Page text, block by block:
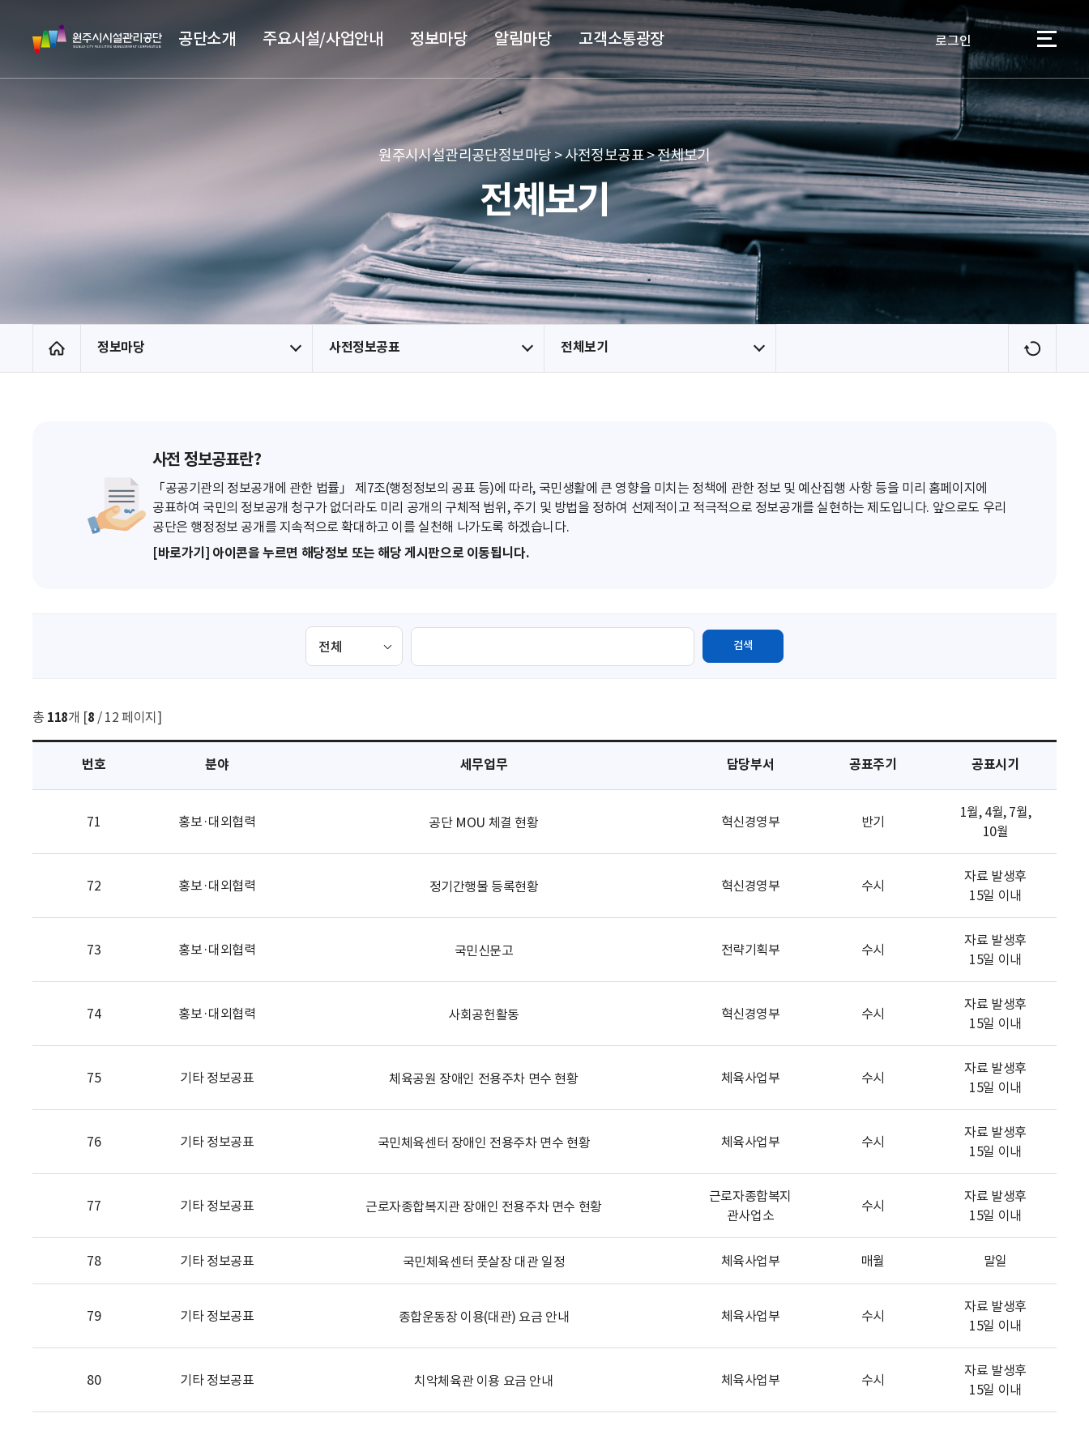
본문 바로가기
메뉴 바로가기
원
주
시
관
단
공단소개 주요시설/사업안내 정보마당 알림마당 고객소통광장 로그인 이용자
원주시시설관리공단정보마당 > 사전정보공표 > 전체보기
전체보기
홈 정보마당 사전정보공표 전체보기
새
로
사전 정보공표란?
「공공기관의 정보공개에 관한 법률」 제7조(행정정보의 공표 등)에 따라, 국민생활에 큰 영향을 미치는 정책에 관한 정보 및 예산집행 사항 등을 미리 홈페이지에
공표하여 국민의 정보공개 청구가 없더라도 미리 공개의 구체적 범위, 주기 및 방법을 정하여 선제적이고 적극적으로 정보공개를 실현하는 제도입니다. 앞으로도 우리
공단은 행정정보 공개를 지속적으로 확대하고 이를 실천해 나가도록 하겠습니다.
[바로가기] 아이콘을 누르면 해당정보 또는 해당 게시판으로 이동됩니다.
검
검색
총 118개 [8 / 12 페이지]
번호 분야 세무업무 담당부서 공표주기 공표시기
71 홍보·대외협력 공단 MOU 체결 현황 혁신경영부 반기
1월, 4월, 7월,
10월
72 홍보·대외협력 정기간행물 등록현황 혁신경영부 수시
자료 발생후
15일 이내
73 홍보·대외협력 국민신문고 전략기획부 수시
자료 발생후
15일 이내
74 홍보·대외협력 사회공헌활동 혁신경영부 수시
자료 발생후
15일 이내
75 기타 정보공표 체육공원 장애인 전용주차 면수 현황 체육사업부 수시
자료 발생후
15일 이내
76 기타 정보공표 국민체육센터 장애인 전용주차 면수 현황 체육사업부 수시
자료 발생후
15일 이내
77 기타 정보공표 근로자종합복지관 장애인 전용주차 면수 현황
근로자종합복지
관사업소
수시
자료 발생후
15일 이내
78 기타 정보공표 국민체육센터 풋살장 대관 일정 체육사업부 매월 말일
79 기타 정보공표 종합운동장 이용(대관) 요금 안내 체육사업부 수시
자료 발생후
15일 이내
80 기타 정보공표 치악체육관 이용 요금 안내 체육사업부 수시
자료 발생후
15일 이내